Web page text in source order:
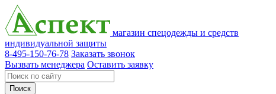
магазин спецодежды и средств
индивидуальной защиты
8-495-150-76-78 Заказать звонок
Вызвать менеджера Оставить заявку
Поиск